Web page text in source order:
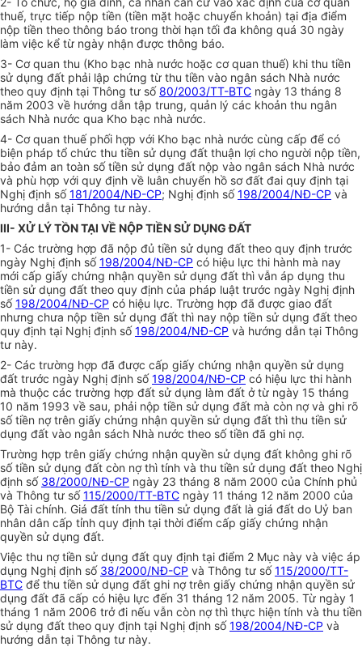
thuế, trực tiếp nộp tiền (tiền mặt hoặc chuyển khoản) tại địa điểm
nộp tiền theo thông báo trong thời hạn tối đa không quá 30 ngày
làm việc kể từ ngày nhận được thông báo.
3- Cơ quan thu (Kho bạc nhà nước hoặc cơ quan thuế) khi thu tiền
sử dụng đất phải lập chứng từ thu tiền vào ngân sách Nhà nước
theo quy định tại Thông tư số80/2003/TT-BTC ngày 13 tháng 8
năm 2003 về hướng dẫn tập trung, quản lý các khoản thu ngân
sách Nhà nước qua Kho bạc nhà nước.
4- Cơ quan thuế phối hợp với Kho bạc nhà nước cùng cấp để có
biện pháp tổ chức thu tiền sử dụng đất thuận lợi cho người nộp tiền,
bảo đảm an toàn số tiền sử dụng đất nộp vào ngân sách Nhà nước
và phù hợp với quy định về luân chuyển hồ sơ đất đai quy định tại
Nghị định số181/2004/NĐ-CP; Nghị định số198/2004/NĐ-CP và
hướng dẫn tại Thông tư này.
III- XỬ LÝ TỒN TẠI VỀ NỘP TIỀN SỬ DỤNG ĐẤT
1- Các trường hợp đã nộp đủ tiền sử dụng đất theo quy định trước
ngày Nghị định số198/2004/NĐ-CP có hiệu lực thi hành mà nay
mới cấp giấy chứng nhận quyền sử dụng đất thì vẫn áp dụng thu
tiền sử dụng đất theo quy định của pháp luật trước ngày Nghị định
số198/2004/NĐ-CP có hiệu lực. Trường hợp đã được giao đất
nhưng chưa nộp tiền sử dụng đất thì nay nộp tiền sử dụng đất theo
quy định tại Nghị định số198/2004/NĐ-CP và hướng dẫn tại Thông
tư này.
2- Các trường hợp đã được cấp giấy chứng nhận quyền sử dụng
đất trước ngày Nghị định số198/2004/NĐ-CP có hiệu lực thi hành
mà thuộc các trường hợp đất sử dụng làm đất ở từ ngày 15 tháng
10 năm 1993 về sau, phải nộp tiền sử dụng đất mà còn nợ và ghi rõ
số tiền nợ trên giấy chứng nhận quyền sử dụng đất thì thu tiền sử
dụng đất vào ngân sách Nhà nước theo số tiền đã ghi nợ.
Trường hợp trên giấy chứng nhận quyền sử dụng đất không ghi rõ
số tiền sử dụng đất còn nợ thì tính và thu tiền sử dụng đất theo Nghị
định số 38/2000/NĐ-CP ngày 23 tháng 8 năm 2000 của Chính phủ
và Thông tư số115/2000/TT-BTC ngày 11 tháng 12 năm 2000 của
Bộ Tài chính. Giá đất tính thu tiền sử dụng đất là giá đất do Uỷ ban
nhân dân cấp tỉnh quy định tại thời điểm cấp giấy chứng nhận
quyền sử dụng đất.
Việc thu nợ tiền sử dụng đất quy định tại điểm 2 Mục này và việc áp
dụng Nghị định số 38/2000/NĐ-CP và Thông tư số115/2000/TT-
BTC để thu tiền sử dụng đất ghi nợ trên giấy chứng nhận quyền sử
dụng đất đã cấp có hiệu lực đến 31 tháng 12 năm 2005. Từ ngày 1
tháng 1 năm 2006 trở đi nếu vẫn còn nợ thì thực hiện tính và thu tiền
sử dụng đất theo quy định tại Nghị định số198/2004/NĐ-CP và
hướng dẫn tại Thông tư này.